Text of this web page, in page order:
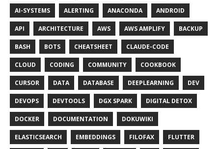
AI-SYSTEMS ALERTING ANACONDA ANDROID
API ARCHITECTURE AWS AWS AMPLIFY BACKUP
BASH BOTS CHEATSHEET CLAUDE-CODE
CLOUD CODING COMMUNITY COOKBOOK
CURSOR DATA DATABASE DEEPLEARNING DEV
DEVOPS DEVTOOLS DGX SPARK DIGITAL DETOX
DOCKER DOCUMENTATION DOKUWIKI
ELASTICSEARCH EMBEDDINGS FILOFAX FLUTTER